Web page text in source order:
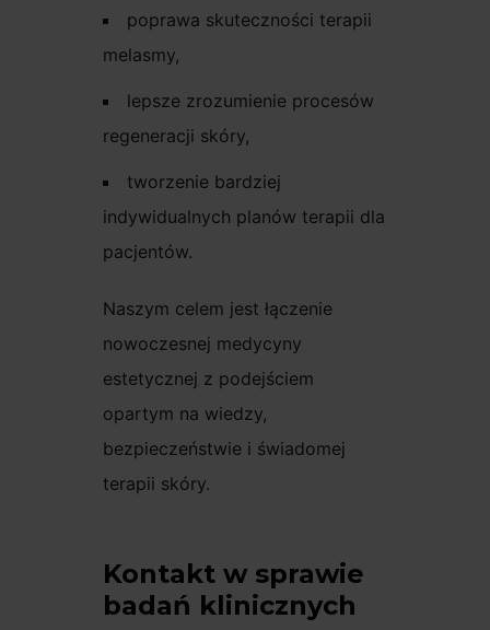
poprawa skuteczności terapii
melasmy,
lepsze zrozumienie procesów
regeneracji skóry,
tworzenie bardziej
indywidualnych planów terapii dla
pacjentów.
Naszym celem jest łączenie
nowoczesnej medycyny
estetycznej z podejściem
opartym na wiedzy,
bezpieczeństwie i świadomej
terapii skóry.
Kontakt w sprawie
badań klinicznych